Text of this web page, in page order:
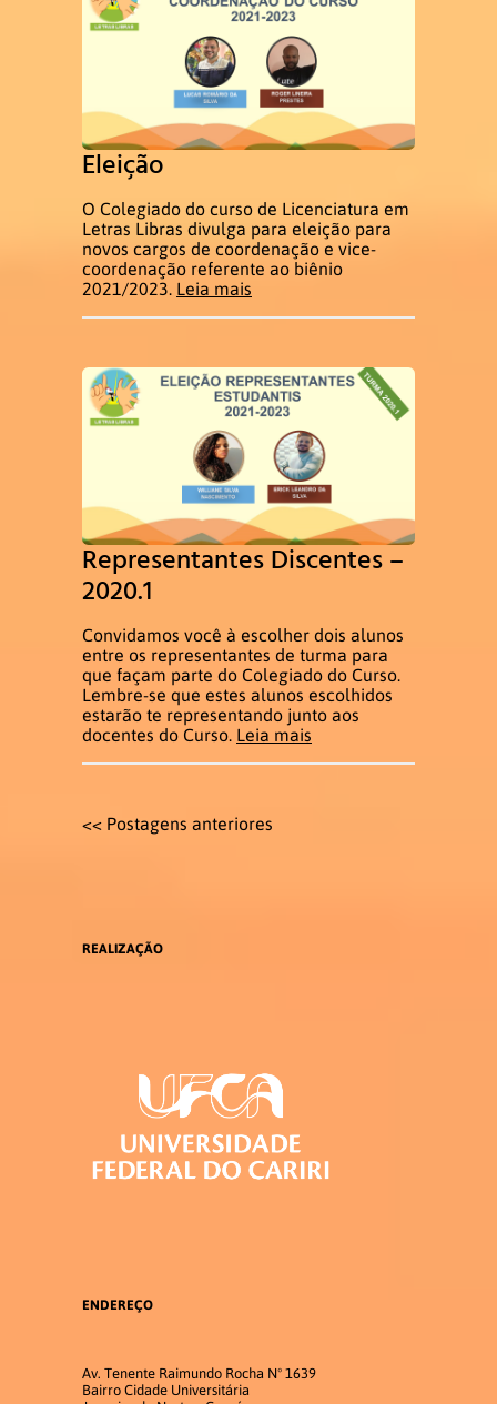
Eleição
O Colegiado do curso de Licenciatura em
Letras Libras divulga para eleição para
novos cargos de coordenação e vice-
coordenação referente ao biênio
2021/2023. Leia mais
Representantes Discentes –
2020.1
Convidamos você à escolher dois alunos
entre os representantes de turma para
que façam parte do Colegiado do Curso.
Lembre-se que estes alunos escolhidos
estarão te representando junto aos
docentes do Curso. Leia mais
<< Postagens anteriores
REALIZAÇÃO
ENDEREÇO
Av. Tenente Raimundo Rocha Nº 1639
Bairro Cidade Universitária